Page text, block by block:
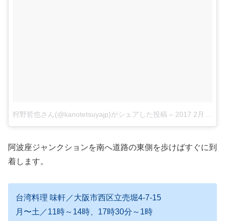
狩野哲也さん(@kanotetsuyajp)がシェアした投稿 – 2017 2月 11 10:19午後 PST
阿波座ジャンクションを南へ道路の東側を歩けばすぐに到
着します。
台湾料理 味軒／大阪市西区立売堀4-7-15
月〜土／11時～14時、17時30分～1時